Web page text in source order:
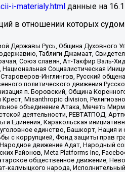
i-materialy.html данные на
в отношении которых
Державы Русь, Община Духовного
Таблиги Джамаат,
Союз славян, Ат-Такфир Валь-
Социалистическая
Инглингов, Русский
политического движения
п. Боровский, Община
Misanthropic division,
объединение Атака, Мечеть
деятельности, РЕВТАТПОД,
Каракольская
единство, Башкорт,
коррупцией, Фонд защиты прав
движение Адат, Народный
Районов, Meta Platforms Inc,
общественное движение,
калмыцкого народа,